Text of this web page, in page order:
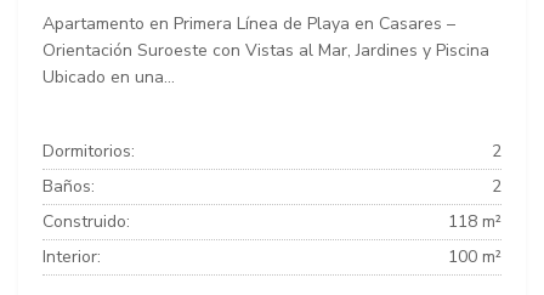
Apartamento en Primera Línea de Playa en Casares –
Orientación Suroeste con Vistas al Mar, Jardines y Piscina
Ubicado en una...
Dormitorios:
2
Baños:
2
Construido:
118 m²
Interior:
100 m²